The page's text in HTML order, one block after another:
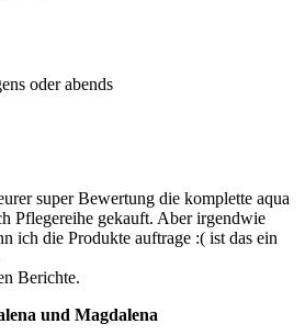
oder abends
super Bewertung die komplette aqua
Pflegereihe gekauft. Aber irgendwie
ich die Produkte auftrage :( ist das ein
Berichte.
und Magdalena